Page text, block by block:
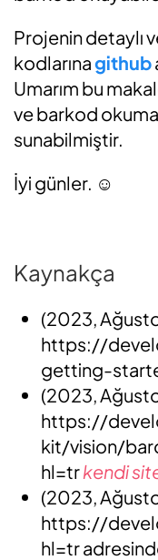
Projenin detaylı
kodlarınagithub
Umarım bu
ve barkod
sunabilmiştir.
İyi günler. ☺
Kaynakça
(2023,
https://
getting-
(2023,
https://
kit/vision/
hl=trkendi
(2023,
https://
hl=tr